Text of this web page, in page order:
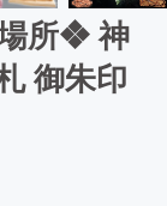
所❖ 神
御朱印